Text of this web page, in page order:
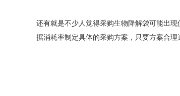
还有就是不少人觉得采购生物降解袋可能出
据消耗率制定具体的采购方案，只要方案合